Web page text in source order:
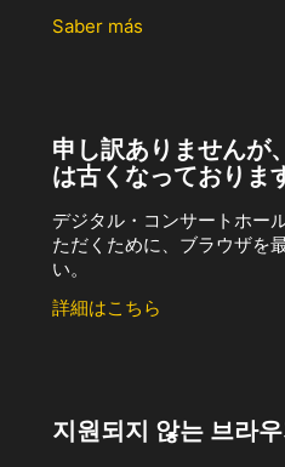
Saber más
申し訳ありませんが
は古くなっておりま
デジタル・コンサートホー
ただくために、ブラウザを
い。
詳細はこちら
지원되지 않는 브라